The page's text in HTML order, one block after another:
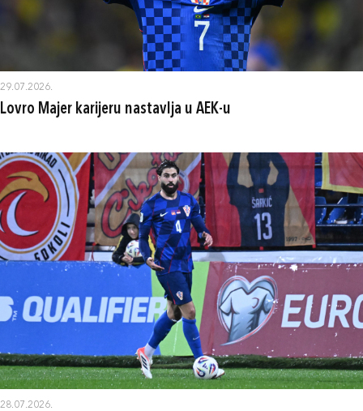
29.07.2026.
Lovro Majer karijeru nastavlja u AEK-u
28.07.2026.